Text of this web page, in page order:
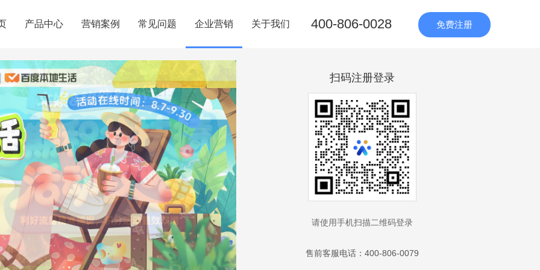
产品中心 营销案例 常见问题 企业营销 关于我们 400-806-0028 免费注册
扫码注册登录
请使用手机扫描二维码登录
售前客服电话：400-806-0079